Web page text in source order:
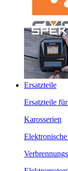
Ersatzteile
Ersatzteile
Karosserien